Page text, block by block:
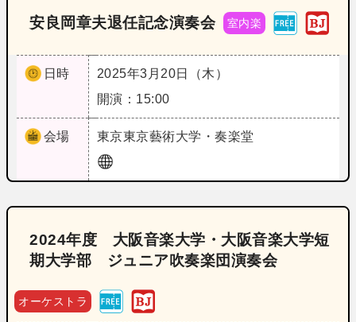
安良岡章夫退任記念演奏会 室内楽
日時
2025年3月20日（木）
開演：15:00
会場 東京東京藝術大学・奏楽堂
2024年度 大阪音楽大学・大阪音楽大学短
期大学部 ジュニア吹奏楽団演奏会
オーケストラ